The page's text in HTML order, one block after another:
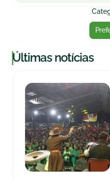
|Últimas notícias